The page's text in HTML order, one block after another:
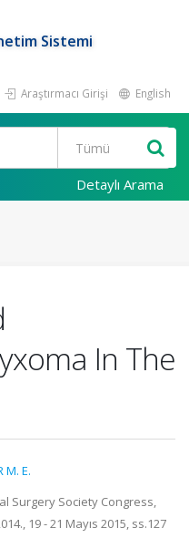
Sistemi
Araştırmacı Girişi English
Detaylı Arama
In The
M. E.
Surgery Society Congress,
19 - 21 Mayıs 2015, ss.127